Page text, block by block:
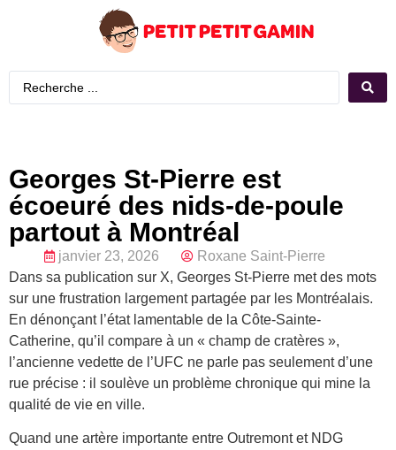
Georges St-Pierre est
écoeuré des nids-de-poule
partout à Montréal
janvier 23, 2026
Roxane Saint-Pierre
Dans sa publication sur X, Georges St-Pierre met des mots
sur une frustration largement partagée par les Montréalais.
En dénonçant l’état lamentable de la Côte-Sainte-
Catherine, qu’il compare à un « champ de cratères »,
l’ancienne vedette de l’UFC ne parle pas seulement d’une
rue précise : il soulève un problème chronique qui mine la
qualité de vie en ville.
Quand une artère importante entre Outremont et NDG